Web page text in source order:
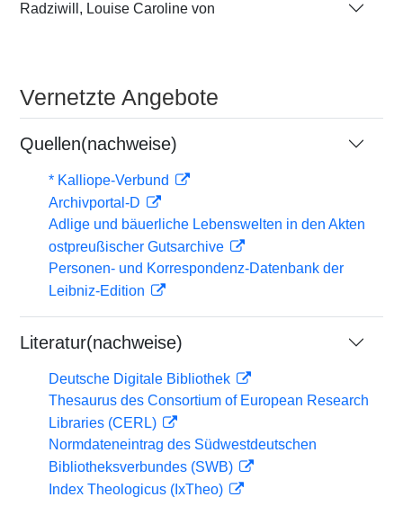
Radziwill, Louise Caroline von
Vernetzte Angebote
Quellen(nachweise)
* Kalliope-Verbund
Archivportal-D
Adlige und bäuerliche Lebenswelten in den Akten
ostpreußischer Gutsarchive
Personen- und Korrespondenz-Datenbank der
Leibniz-Edition
Literatur(nachweise)
Deutsche Digitale Bibliothek
Thesaurus des Consortium of European Research
Libraries (CERL)
Normdateneintrag des Südwestdeutschen
Bibliotheksverbundes (SWB)
Index Theologicus (IxTheo)